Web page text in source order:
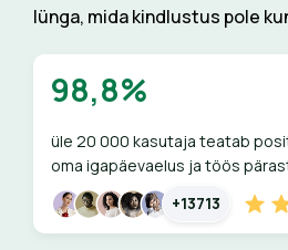
lünga, mida kindlustus pole
98,8%
+13713
üle 20 000 kasutaja teatab
oma igapäevaelus ja töös